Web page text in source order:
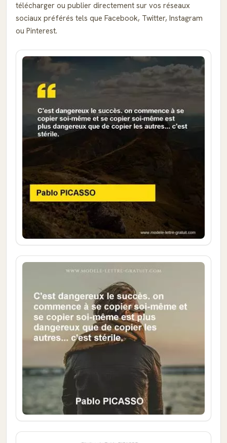
télécharger ou publier directement sur vos réseaux
sociaux préférés tels que Facebook, Twitter, Instagram
ou Pinterest.